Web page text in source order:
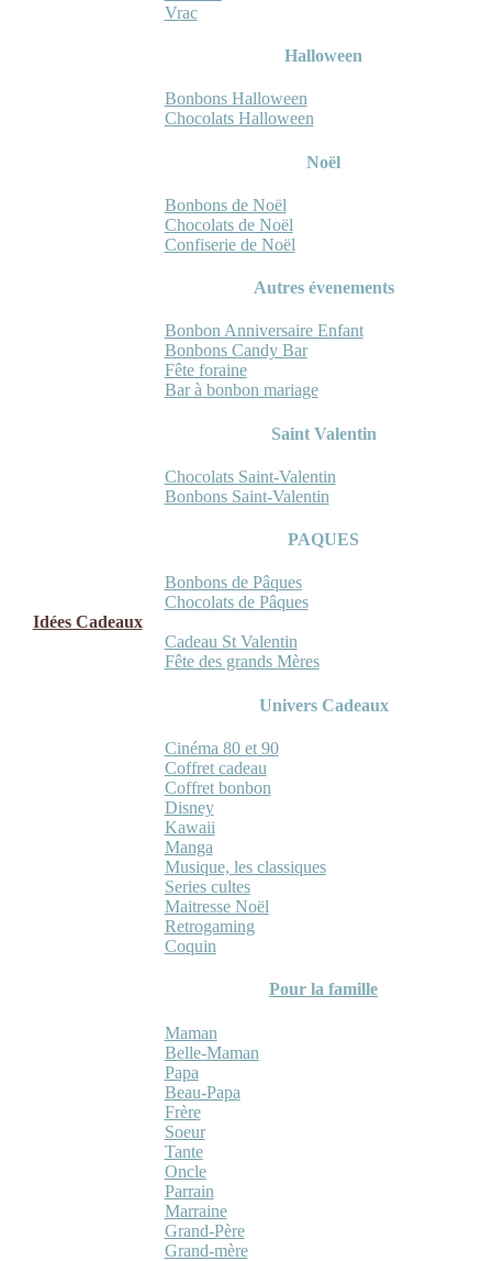
Vrac
Halloween
Bonbons Halloween
Chocolats Halloween
Noël
Bonbons de Noël
Chocolats de Noël
Confiserie de Noël
Autres évenements
Bonbon Anniversaire Enfant
Bonbons Candy Bar
Fête foraine
Bar à bonbon mariage
Saint Valentin
Chocolats Saint-Valentin
Bonbons Saint-Valentin
PAQUES
Bonbons de Pâques
Chocolats de Pâques
Idées Cadeaux
Cadeau St Valentin
Fête des grands Mères
Univers Cadeaux
Cinéma 80 et 90
Coffret cadeau
Coffret bonbon
Disney
Kawaii
Manga
Musique, les classiques
Series cultes
Maitresse Noël
Retrogaming
Coquin
Pour la famille
Maman
Belle-Maman
Papa
Beau-Papa
Frère
Soeur
Tante
Oncle
Parrain
Marraine
Grand-Père
Grand-mère